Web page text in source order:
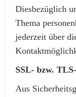
Diesbezüglich
Thema
jederzeit über
SSL- bzw.
Aus